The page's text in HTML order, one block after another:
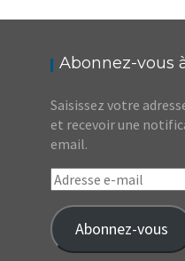
Abonnez-vous
Saisissez votre
et recevoir une
email.
Adresse
e-
mail
Abonnez-vous